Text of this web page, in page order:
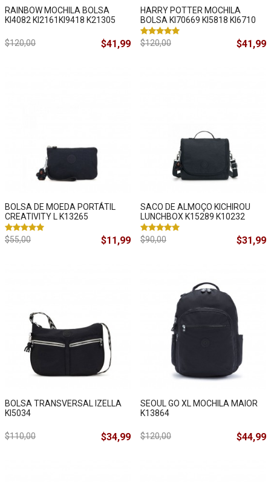
RAINBOW MOCHILA BOLSA
KI4082 KI2161KI9418 K21305
$120,00 $41,99
HARRY POTTER MOCHILA
BOLSA KI70669 KI5818 KI6710
$120,00 $41,99
BOLSA DE MOEDA PORTÁTIL
CREATIVITY L K13265
$55,00 $11,99
SACO DE ALMOÇO KICHIROU
LUNCHBOX K15289 K10232
$90,00 $31,99
BOLSA TRANSVERSAL IZELLA
KI5034
$110,00 $34,99
SEOUL GO XL MOCHILA MAIOR
K13864
$120,00 $44,99